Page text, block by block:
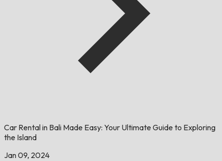
Car Rental in Bali Made Easy: Your Ultimate Guide to Exploring
the Island
Jan 09, 2024